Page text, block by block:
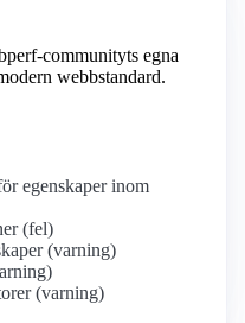
communityts egna
webbstandard.
egenskaper inom
(fel)
(varning)
(varning)